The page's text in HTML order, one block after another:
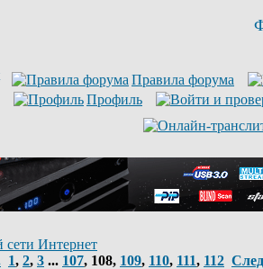
Правила форума
Профиль
сети Интернет
1, 2, 3 ... 107, 108, 109, 110, 111, 112